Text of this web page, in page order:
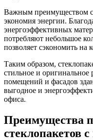
Важным преимуществом
экономия энергии.
энергоэффективных
потребляют небольшое
позволяет сэкономить на
Таким образом,
стильное и
помещений и фасадов
выгодное и
офиса.
Преимущества
стеклопакетов